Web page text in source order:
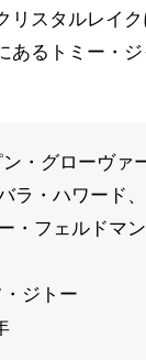
リスタルレイ
あるトミー・
・グローヴァ
ラ・ハワード
・フェルドマ
ジトー